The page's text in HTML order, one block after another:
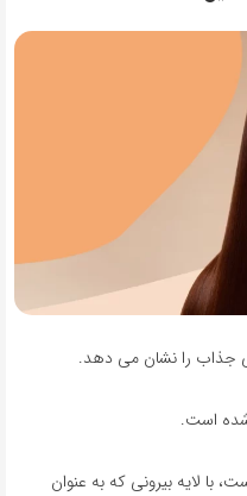
جذاب را نشان می دهد.
شده است.
با لایه بیرونی که به عنوان